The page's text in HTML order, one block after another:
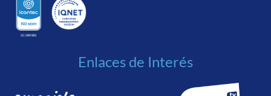
Enlaces de Interés